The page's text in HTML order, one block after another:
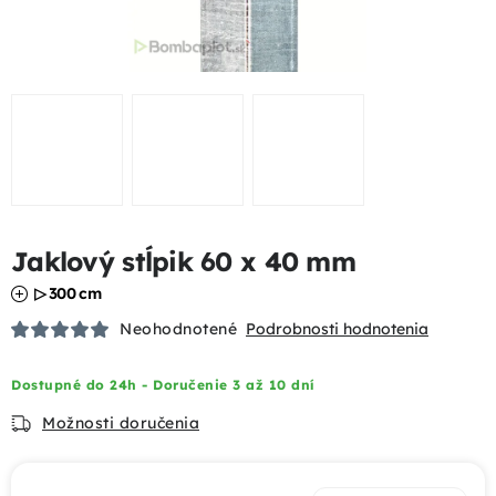
Podhrabové dosky
Uzlové pletivá
Bránky a brány
Tieniace prvky
Dizajnové oplotenia
Dostupné do 24h - Doručenie 3 až 10 dní
Možnosti doručenia
Jaklový stĺpik 60 x 40 mm
▷ 300 cm
Neohodnotené Podrobnosti hodnotenia